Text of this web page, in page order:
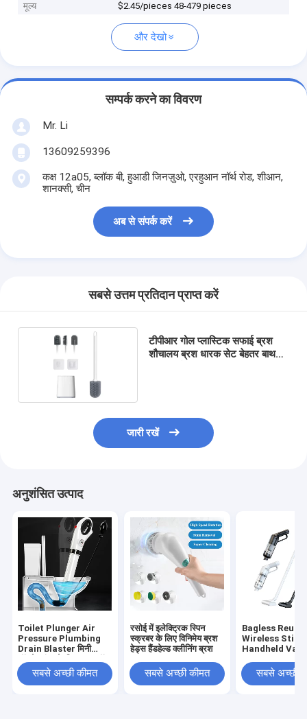
मूल्य
$2.45/pieces 48-479 pieces
और देखो
सम्पर्क करने का विवरण
Mr. Li
13609259396
कक्ष 12a05, ब्लॉक बी, हुआडी जिनज़ुओ, एरहुआन नॉर्थ रोड, शीआन,
शानक्सी, चीन
अब से संपर्क करें
सबसे उत्तम प्रतिदान प्राप्त करें
टीपीआर गोल प्लास्टिक सफाई ब्रश
शौचालय ब्रश धारक सेट बेहतर बाथरूम
जारी रखें
अनुशंसित उत्पाद
Toilet Plunger Air
Pressure Plumbing
Drain Blaster मिनी
किया गयासबसे अच्छी कीमत
रसोई में इलेक्ट्रिक स्पिन
स्क्रबर के लिए विनिमेय ब्रश
हेड्स हैंडहेल्ड क्लीनिंग ब्रश
सबसे अच्छी कीमत
Bagless
Wireless Stick
Handheld
Cordless
बैगलेस रीयूजबल
सबसे अच्छी